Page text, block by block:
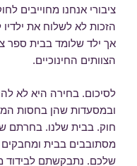
ציבורי אנחנו מחוייבים
הזכות לא לשלוח את ילדיו
אך ילד שלומד בבית ספר
הצוותים החינוכיים.
לסיכום. בחירה היא לא
ובמסעדות שהן בחסות
חוק. בבית שלנו. בחרתם
מסתובבים בבית
שלכם. נתבקשתם לבידוד